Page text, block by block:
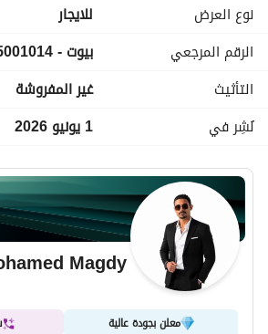
نوع العرض
للايجار
الرقم المرجعي
بيوت - 5001014-KjXcOU
التأثيث
غير المفروشة
نُشِر في
1 يونيو 2026
Magdy
معلن بجودة عالية